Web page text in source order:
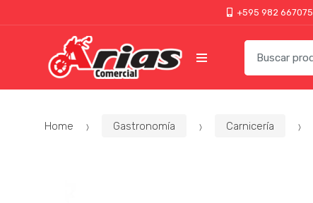
+595 982 667075
Home Gastronomía Carnicería